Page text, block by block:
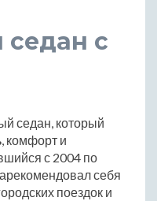
с
седан, который
комфорт и
с 2004 по
себя
поездок и